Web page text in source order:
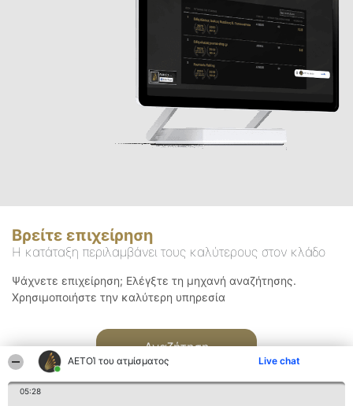
ΑΕΤΟΊ του ατμίσματος Live chat
05:28
Βρείτε επιχείρηση
Η κατάταξη περιλαμβάνει τους καλύτερους στον κλάδο
Ψάχνετε επιχείρηση; Ελέγξτε τη μηχανή αναζήτησης.
Χρησιμοποιήστε την καλύτερη υπηρεσία
Αναζήτηση